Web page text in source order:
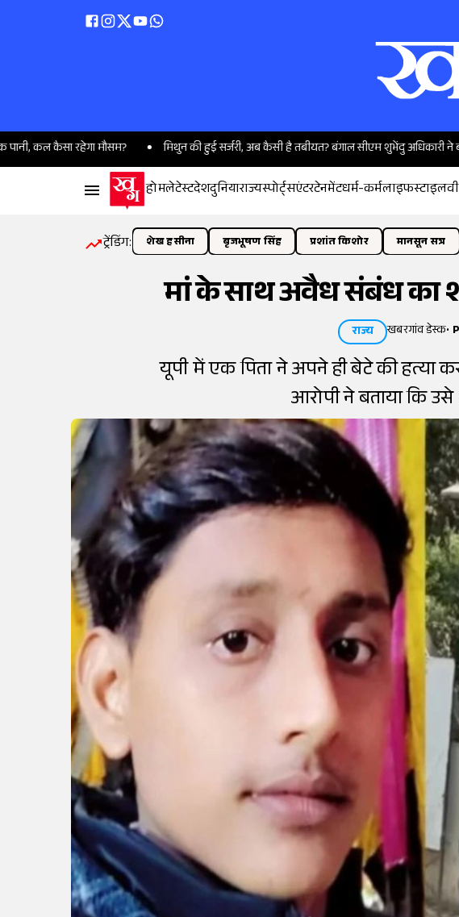
कैसा रहेगा मौसम? मिथुन की हुई सर्जरी, अब कैसी है तबीयत? बंगाल सीएम शुभेंदु अधिकारी ने बताया
होमलेटेस्टदेशदुनियाराज्यस्पोर्ट्सएंटरटेनमेंटधर्म-कर्मलाइफस्टाइल
ट्रेंडिंग: शेख हसीना बृजभूषण सिंह प्रशांत किशोर मानसून सत्र
मां के साथ अवैध संबंध का
राज्य खबरगांव डेस्क•
यूपी में एक पिता ने अपने ही बेटे की हत्या
आरोपी ने बताया कि